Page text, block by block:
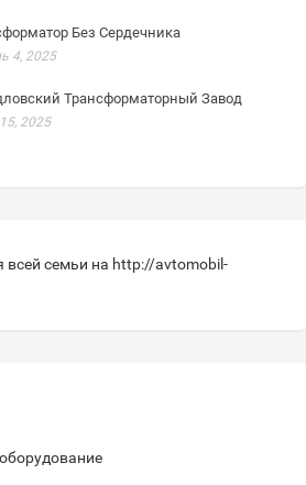
Без Сердечника
4, 2025
Трансформаторный Завод
2025
семьи на http://avtomobil-